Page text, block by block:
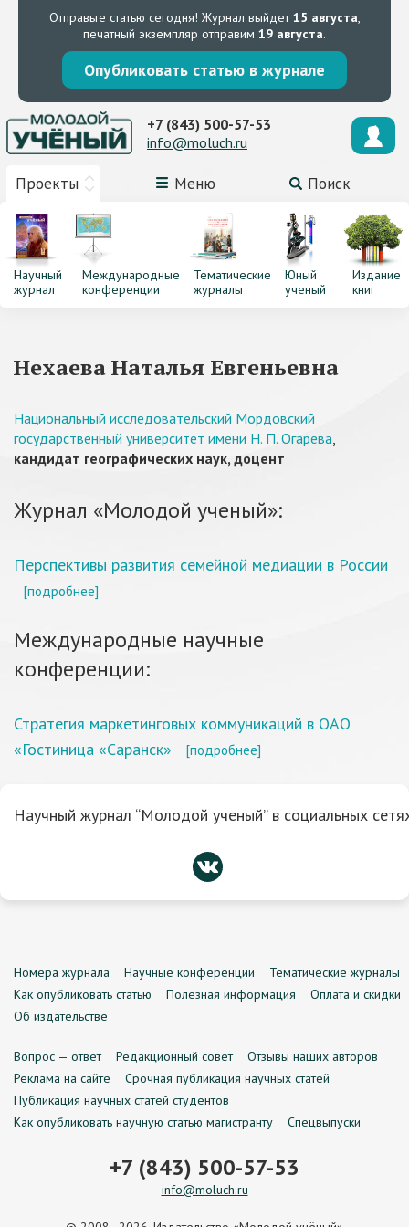
Отправьте статью сегодня! Журнал выйдет15 августа,
печатный экземпляр отправим 19 августа.
Опубликовать статью в журнале
Проекты Меню Поиск
+7 (843) 500-57-53
info@moluch.ru
Научный
журнал
Международные
конференции
Тематические
журналы
Юный
ученый
Издание
книг
Нехаева Наталья Евгеньевна
Национальный исследовательский Мордовский
государственный университет имени Н. П. Огарева,
кандидат географических наук, доцент
Журнал «Молодой ученый»:
Перспективы развития семейной медиации в России
[подробнее]
Международные научные
конференции:
Стратегия маркетинговых коммуникаций в ОАО
«Гостиница «Саранск»
[подробнее]
Научный журнал “Молодой ученый” в социальных
Номера журнала Научные конференции
Тематические журналы
Как опубликовать статью
Полезная информация
Оплата и скидки
Об издательстве
Вопрос — ответ Редакционный совет
Отзывы наших авторов
Реклама на сайте
Срочная публикация научных статей
Публикация научных статей студентов
Как опубликовать научную статью магистранту
Спецвыпуски
+7 (843) 500-57-53
info@moluch.ru